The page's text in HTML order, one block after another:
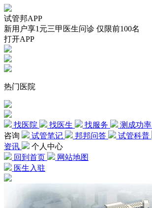
试管邦APP
新用户享1元三甲医生问诊 仅限前100名
打开APP
热门医院
找医院 找医生 找服务 测成功率
咨询
试管笔记 邦邦问答 试管科普
资讯
个人中心
回到首页
网站地图
医生入驻